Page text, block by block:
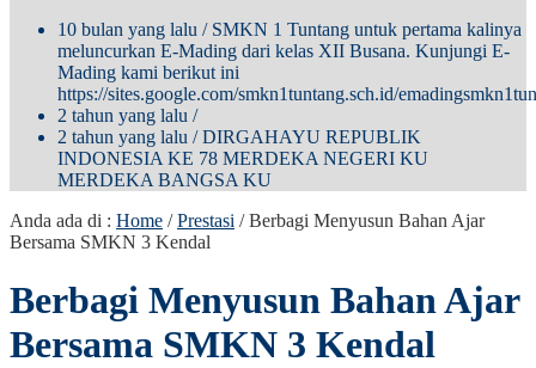
10 bulan yang lalu / SMKN 1 Tuntang untuk pertama kalinya
meluncurkan E-Mading dari kelas XII Busana. Kunjungi E-
Mading kami berikut ini
https://sites.google.com/smkn1tuntang.sch.id/
2 tahun yang lalu /
2 tahun yang lalu / DIRGAHAYU REPUBLIK
INDONESIA KE 78 MERDEKA NEGERI KU
MERDEKA BANGSA KU
Anda ada di : Home /Prestasi /Berbagi Menyusun Bahan Ajar
Bersama SMKN 3 Kendal
Berbagi Menyusun Bahan Ajar
Bersama SMKN 3 Kendal